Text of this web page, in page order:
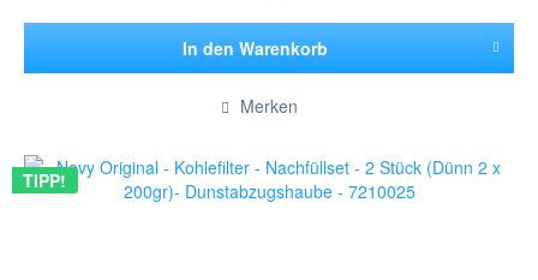
In den Warenkorb
Hinzugefügt
Merken
TIPP!